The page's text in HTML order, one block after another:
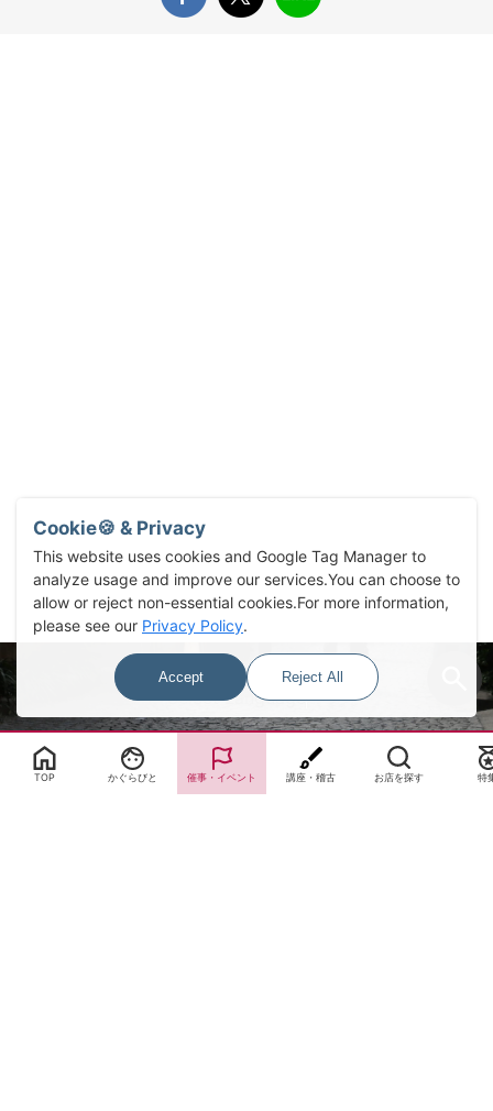
Select Language▼
TOP かぐらびと 催事・イベント 講座・稽古 お店を探す 特
Cookie🍪 & Privacy
This website uses cookies and Google Tag Manager to
analyze usage and improve our services.You can choose to
allow or reject non-essential cookies.For more information,
please see our Privacy Policy.
Accept Reject All